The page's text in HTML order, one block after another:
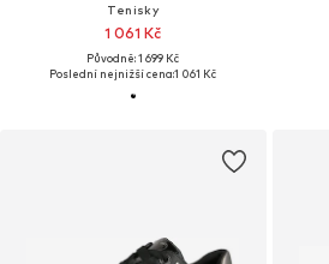
Tenisky
1 061 Kč
Původně: 1 699 Kč
Poslední nejnižší cena:1 061 Kč